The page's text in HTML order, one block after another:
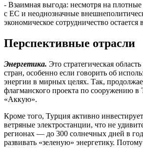
- Взаимная выгода: несмотря на
c ЕС и неоднозначные
экономическое сотрудничество
Перспективные отрасли
Энергетика. Это стратегическая
стран, особенно если говорить об
энергии в мирных целях. Так,
флагманского проекта по сооружению
«Аккую».
Кроме того, Турция активно
ветряные электростанции, что не
регионах — до 300 солнечных дней в
развивать «зеленую» энергетику.